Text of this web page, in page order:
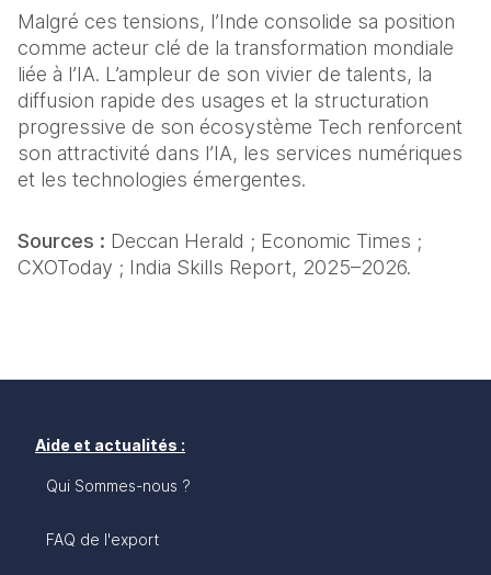
Malgré ces tensions, l’Inde consolide sa position
comme acteur clé de la transformation mondiale
liée à l’IA. L’ampleur de son vivier de talents, la
diffusion rapide des usages et la structuration
progressive de son écosystème Tech renforcent
son attractivité dans l’IA, les services numériques
et les technologies émergentes.
Sources : Deccan Herald ; Economic Times ;
CXOToday ; India Skills Report, 2025–2026.
Aide et actualités :
Qui Sommes-nous ?
FAQ de l'export